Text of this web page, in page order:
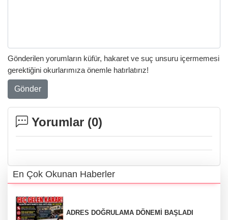
Gönderilen yorumların küfür, hakaret ve suç unsuru içermemesi
gerektiğini okurlarımıza önemle hatırlatırız!
Gönder
Yorumlar (0)
En Çok Okunan Haberler
ADRES DOĞRULAMA DÖNEMİ BAŞLADI